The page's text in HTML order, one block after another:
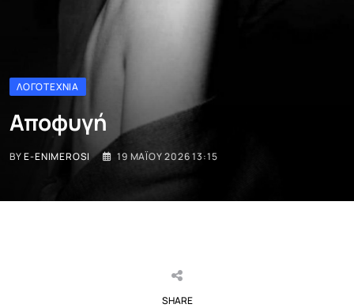
ΛΟΓΟΤΕΧΝΊΑ
Αποφυγή
BYE-ENIMEROSI 19 ΜΑΪ́ΟΥ 2026 13:15
SHARE